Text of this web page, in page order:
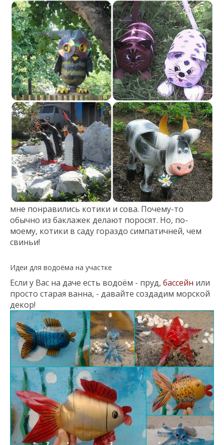
мне понравились котики и сова. Почему-то
обычно из баклажек делают поросят. Но, по-
моему, котики в саду гораздо симпатичней, чем
свиньи!
Идеи для водоёма на участке
Если у Вас на даче есть водоём - пруд, бассейн или
просто старая ванна, - давайте создадим морской
декор!